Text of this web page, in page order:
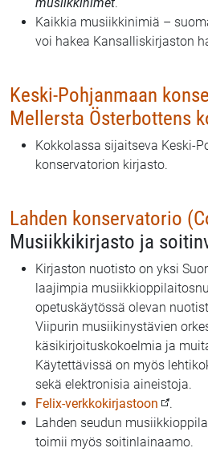
Kaikkia musiikkinimiä –
voi hakea Kansalliskirjaston
Keski-Pohjanmaan
Mellersta Österbottens
Kokkolassa sijaitseva Keski-
konservatorion kirjasto.
Lahden konservatorio
Musiikkikirjasto ja
Kirjaston nuotisto on yksi
laajimpia
opetuskäytössä olevan
Viipurin musiikinystävien
käsikirjoituskokoelmia ja
Käytettävissä on myös
sekä elektronisia aineistoja.
Felix-verkkokirjastoon
.
Lahden seudun
toimii myös soitinlainaamo.